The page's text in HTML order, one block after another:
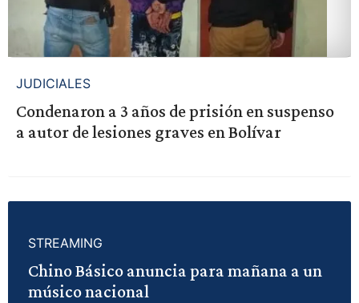
JUDICIALES
Condenaron a 3 años de prisión en suspenso
a autor de lesiones graves en Bolívar
STREAMING
Chino Básico anuncia para mañana a un
músico nacional